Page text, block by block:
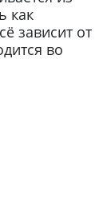
как
зависит от
во